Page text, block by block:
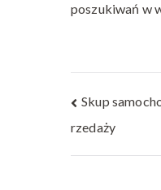
poszukiwań w
wpisu
Skup
rzedaży